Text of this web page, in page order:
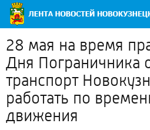
28 мая на время
Дня Пограничника
транспорт
работать по
движения